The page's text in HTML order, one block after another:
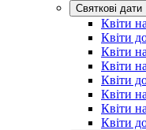
Святкові дати
Квіти
Квіти
Квіти
Квіти
Квіти
Квіти
Квіти
Квіти